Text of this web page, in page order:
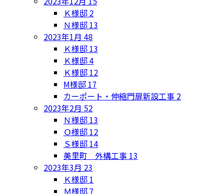
Ｋ様邸 2
Ｎ様邸 13
2023年1月 48
Ｋ様邸 13
Ｋ様邸4
Ｋ様邸 12
M様邸 17
カーポート・伸縮門扉新設工事 2
2023年2月 52
Ｎ様邸 13
Ｏ様邸 12
Ｓ様邸 14
美里町 外構工事 13
2023年3月 23
Ｋ様邸 1
Ｍ様邸 7